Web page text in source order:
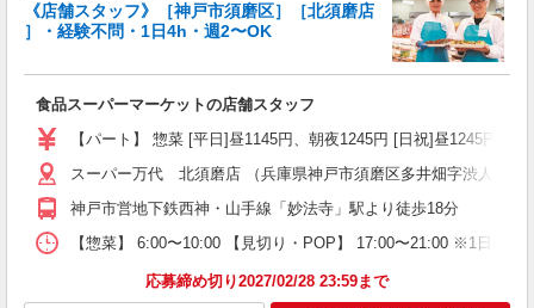
《店舗スタッフ》［神戸市須磨区］［北須磨店
］・経験不問・1日4h・週2〜OK
食品スーパーマーケットの店舗スタッフ
【パート】 惣菜 [平日]昼1145円、朝夜1245円 [日祝]昼1245円、
スーパー万代 北須磨店 （兵庫県神戸市須磨区多井畑字渋人谷上
神戸市営地下鉄西神・山手線「妙法寺」駅より徒歩18分
【惣菜】 6:00〜10:00 【見切り・POP】 17:00〜21:00 ※1日4
応募締め切り2027/02/28 23:59まで